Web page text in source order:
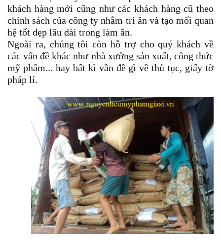
khách hàng mới cũng như các khách hàng cũ theo
chính sách của công ty nhằm tri ân và tạo mối quan
hệ tốt đẹp lâu dài trong làm ăn.
Ngoài ra, chúng tôi còn hỗ trợ cho quý khách về
các vấn đề khác như nhà xưởng sản xuất, công thức
mỹ phẩm... hay bất kì vần đề gì về thủ tục, giấy tờ
pháp lí.